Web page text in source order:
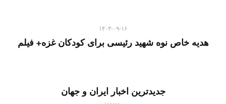
۱۴۰۳-۰۹-۱۶
هدیه خاص نوه شهید رئیسی برای کودکان غزه+ فیلم
جدیدترین اخبار ایران و جهان